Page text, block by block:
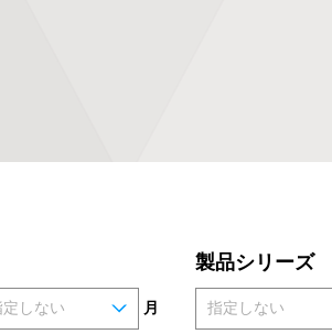
月
製品シリーズ